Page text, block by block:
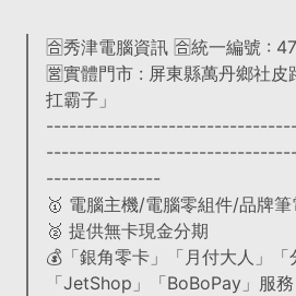
🈴秀津電腦資訊 🈴統一編號 :
🈺實體門市 : 屏東縣萬丹鄉社皮
扛霸子」
---------------
🥇 電腦主機/電腦零組件/品牌筆
🥈 提供無卡現金分期
💰「銀角零卡」「月付大人」「
「JetShop」「BoBoPay」服務